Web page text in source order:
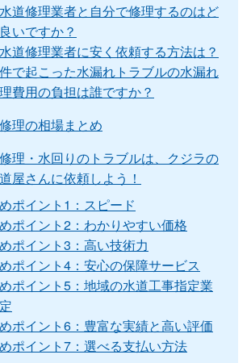
道修理業者と自分で修理するのはど
いですか？
道修理業者に安く依頼する方法は？
で起こった水漏れトラブルの水漏れ
費用の負担は誰ですか？
理の相場まとめ
理・水回りのトラブルは、クジラの
屋さんに依頼しよう！
ポイント1：スピード
ポイント2：わかりやすい価格
ポイント3：高い技術力
ポイント4：安心の保障サービス
ポイント5：地域の水道工事指定業
ポイント6：豊富な実績と高い評価
ポイント7：選べる支払い方法